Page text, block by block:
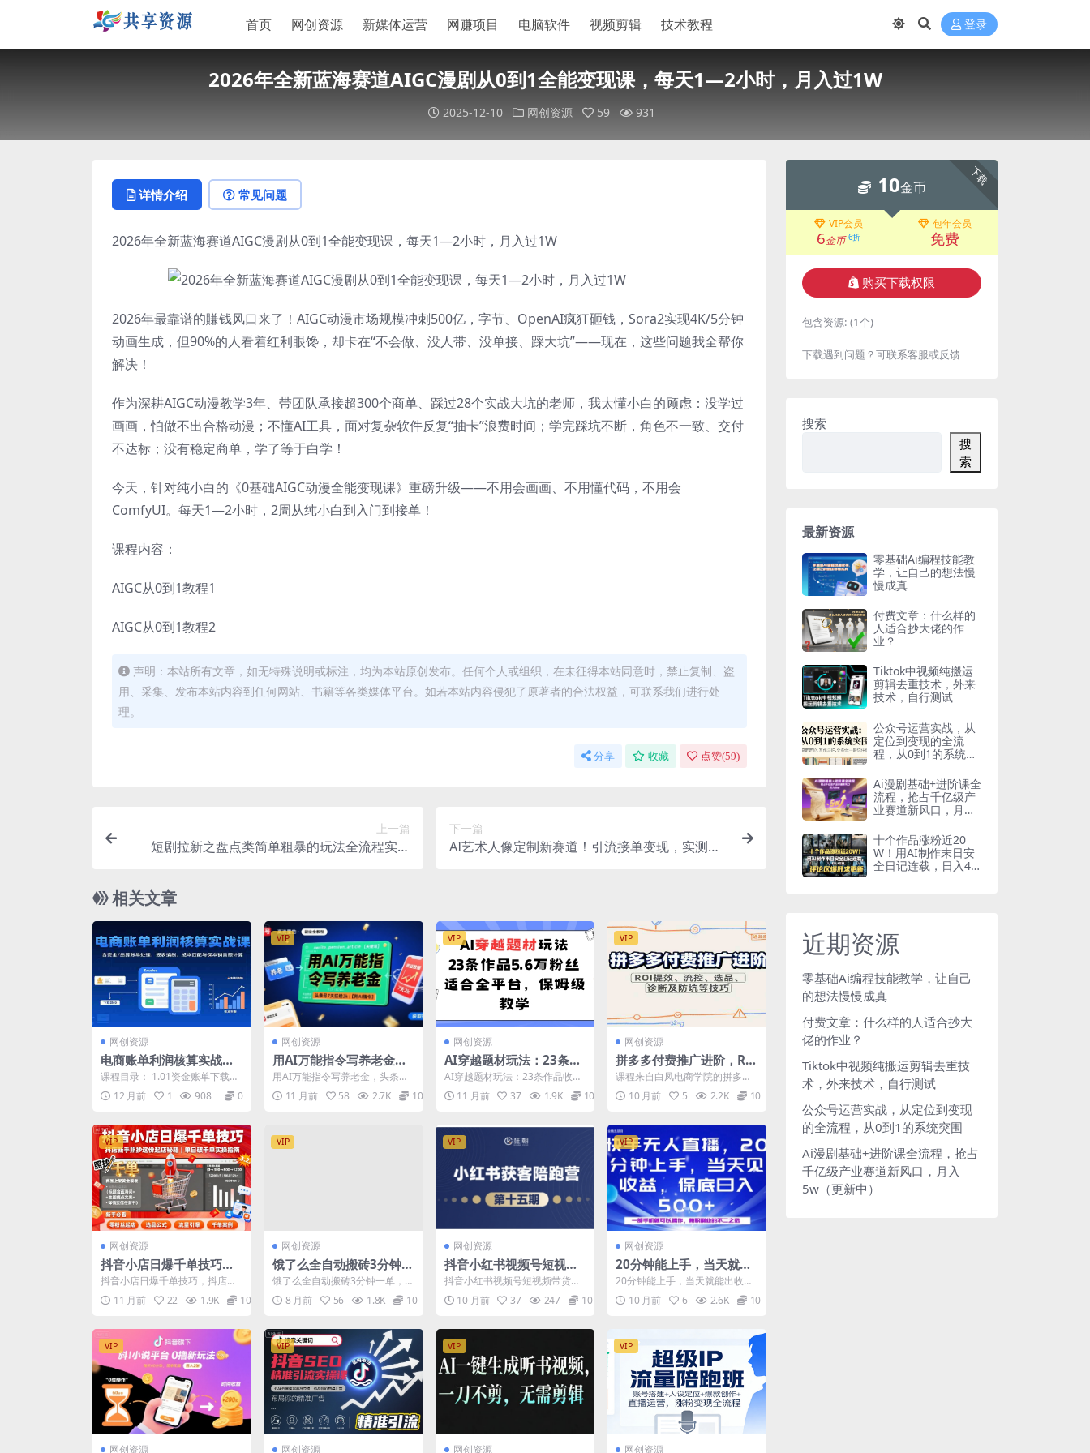
首页 网创资源 新媒体运营 网赚项目 电脑软件 视频剪辑 技术教程 登录
2026年全新蓝海赛道AIGC漫剧从0到1全能变现课，每天1—2小时，月入过1W
2025-12-10 网创资源 59 931
详情介绍 常见问题
2026年全新蓝海赛道AIGC漫剧从0到1全能变现课，每天1—2小时，月入过1W
2026年最靠谱的賺钱风口来了！AIGC动漫市场规模冲刺500亿，字节、OpenAI疯狂砸钱，Sora2实现4K/5分钟
动画生成，但90%的人看着红利眼馋，却卡在“不会做、没人带、没单接、踩大坑”——现在，这些问题我全帮你
解决！
作为深耕AIGC动漫教学3年、带团队承接超300个商单、踩过28个实战大坑的老师，我太懂小白的顾虑：没学过
画画，怕做不出合格动漫；不懂AI工具，面对复杂软件反复“抽卡”浪费时间；学完踩坑不断，角色不一致、交付
不达标；没有稳定商单，学了等于白学！
今天，针对纯小白的《0基础AIGC动漫全能变现课》重磅升级——不用会画画、不用懂代码，不用会
ComfyUI。每天1—2小时，2周从纯小白到入门到接单！
课程内容：
AIGC从0到1教程1
AIGC从0到1教程2
声明：本站所有文章，如无特殊说明或标注，均为本站原创发布。任何个人或组织，在未征得本站同意时，禁止复制、盗
用、采集、发布本站内容到任何网站、书籍等各类媒体平台。如若本站内容侵犯了原著者的合法权益，可联系我们进行处
理。
分享 收藏 点赞(59)
上一篇
短剧拉新之盘点类简单粗暴的玩法全流程实操
下一篇
AI艺术人像定制新赛道！引流接单变现，实测日
相关文章
网创资源
电商账单利润核算实战
课：含资金/结算账单处
理，报表编制、成本匹配
与保本销售额计算
课程目录： 1.01资金账单下载路
径 1.02资金账报表编制 1.03认识
资金账...
12 月前 1 908 0
VIP
网创资源
用AI万能指令写养老金，
头条号7天狂撸2k【附AI
指令】
用AI万能指令写养老金，头条号7
天狂撸2k【附AI指令】 项目介
绍： 大家好，我...
11 月前 58 2.7K 10
VIP
网创资源
AI穿越题材玩法：23条作
品收获5.6W粉丝适合全平
台，保姆级教学
AI穿越题材玩法：23条作品收获
5.6W粉丝适合全平台，保姆级教
学 项目简介：最...
11 月前 37 1.9K 10
VIP
网创资源
拼多多付费推广进阶，RO
I提效、流控、选品、诊断
及防坑等技巧（更新9月）
课程来自白凤电商学院的拼多多
日销千单训练营。从0开始带你做
好拼多多，让日销千单可...
10 月前 5 2.2K 10
VIP
网创资源
抖音小店日爆千单技巧，
抖店新手照抄这份起店秘
籍，单日破千单
抖音小店日爆千单技巧，抖店新
手照抄这份起店秘籍，单日破千
单 课程内容： 1.抖音...
11 月前 22 1.9K 10
VIP
网创资源
饿了么全自动搬砖3分钟一
单，一单2-5米可矩阵可批
量无需人工【揭秘】
饿了么全自动搬砖3分钟一单，一
单2-5米可矩阵可批量无需人工
【揭秘】 项目介绍：...
8 月前 56 1.8K 10
VIP
网创资源
抖音小红书视频号短视频
带货与直播变现(11-18期),
打造爆款内容，实现高效
变现（更新）
抖音小红书视频号短视频带货与
直播变现(11-18期),打造爆款内
容，实现高效变现...
10 月前 37 247 10
VIP
网创资源
20分钟能上手，当天就能
出收益，不賺钱我赔你，
兼职副业的不二之选【揭
秘】
20分钟能上手，当天就能出收
益，不賺钱我赔你，兼职副业的
不二之选【揭秘】 项目揭...
10 月前 6 2.6K 10
VIP
网创资源
VIP
网创资源
VIP
网创资源
VIP
网创资源
下载
10金币
VIP会员
6金币 6折
包年会员
免费
购买下载权限
包含资源: (1个)
下载遇到问题？可联系客服或反馈
搜索
搜
索
最新资源
零基础Ai编程技能教
学，让自己的想法慢
慢成真
付费文章：什么样的
人适合抄大佬的作
业？
Tiktok中视频纯搬运
剪辑去重技术，外来
技术，自行测试
公众号运营实战，从
定位到变现的全流
程，从0到1的系统突
Ai漫剧基础+进阶课全
流程，抢占千亿级产
业赛道新风口，月入
十个作品涨粉近20
W！用AI制作末日安
全日记连载，日入4
近期资源
零基础Ai编程技能教学，让自己
的想法慢慢成真
付费文章：什么样的人适合抄大
佬的作业？
Tiktok中视频纯搬运剪辑去重技
术，外来技术，自行测试
公众号运营实战，从定位到变现
的全流程，从0到1的系统突围
Ai漫剧基础+进阶课全流程，抢占
千亿级产业赛道新风口，月入
5w（更新中）